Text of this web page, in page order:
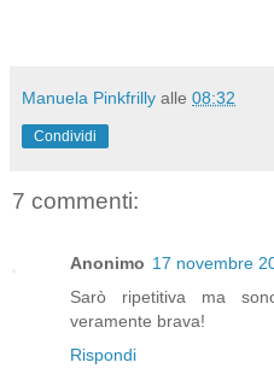
Manuela Pinkfrilly alle 08:32
Condividi
7 commenti:
Anonimo 17 novembre
Sarò ripetitiva ma
veramente brava!
Rispondi